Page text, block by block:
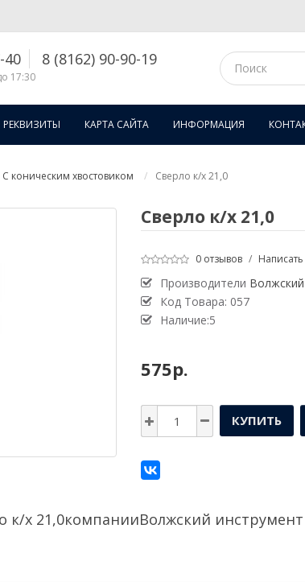
40 8 (8162) 90-90-19
17:30
РЕКВИЗИТЫ КАРТА САЙТА ИНФОРМАЦИЯ
С коническим хвостовиком Сверло к/х 21,0
Сверло к/х 21,0
0 отзывов /
Производители
Код Товара: 057
Наличие:5
575р.
КУПИТЬ
к/х 21,0компанииВолжский инструмент